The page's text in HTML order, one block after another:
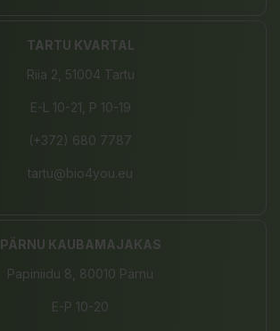
TARTU KVARTAL
Riia 2, 51004 Tartu
E-L 10-21, P 10-19
(+372) 680 7787
tartu@bio4you.eu
PÄRNU KAUBAMAJAKAS
Papiniidu 8, 80010 Pärnu
E-P 10-20